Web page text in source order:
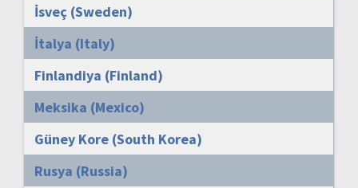
İsveç (Sweden)
İtalya (Italy)
Finlandiya (Finland)
Meksika (Mexico)
Güney Kore (South Korea)
Rusya (Russia)